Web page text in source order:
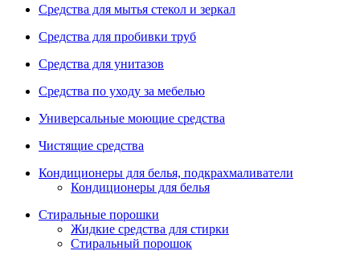
Средства для мытья стекол и зеркал
Средства для пробивки труб
Средства для унитазов
Средства по уходу за мебелью
Универсальные моющие средства
Чистящие средства
Кондиционеры для белья, подкрахмаливатели
Кондиционеры для белья
Стиральные порошки
Жидкие средства для стирки
Стиральный порошок